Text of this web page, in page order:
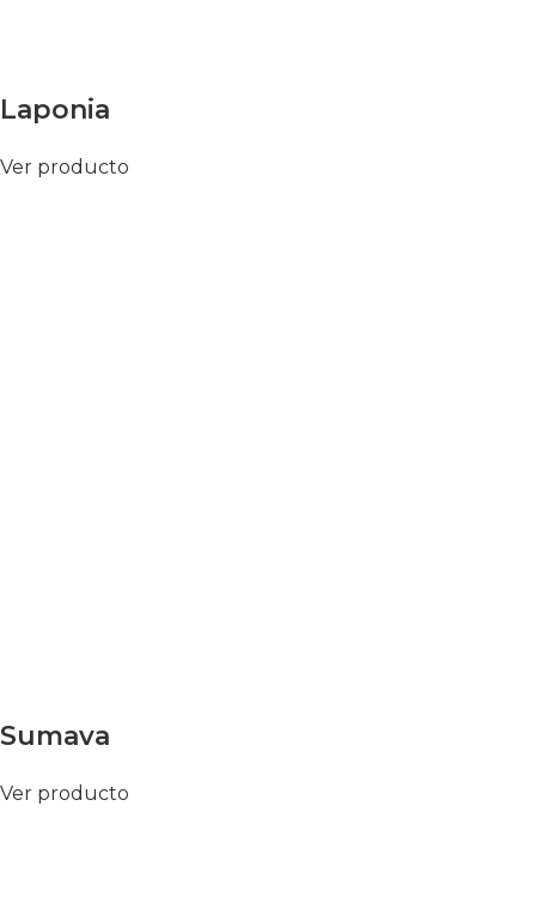
Laponia
Ver producto
Sumava
Ver producto